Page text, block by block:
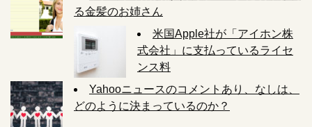
る金髪のお姉さん
米国Apple社が「アイホン株
式会社」に支払っているライセ
ンス料
Yahooニュースのコメントあり、なしは、
どのように決まっているのか？